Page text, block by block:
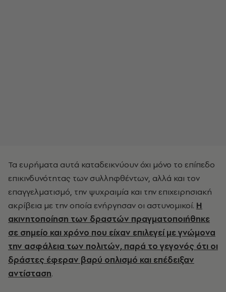
Τα ευρήματα αυτά καταδεικνύουν όχι μόνο το επίπεδο
επικινδυνότητας των συλληφθέντων, αλλά και τον
επαγγελματισμό, την ψυχραιμία και την επιχειρησιακή
ακρίβεια με την οποία ενήργησαν οι αστυνομικοί. Η
ακινητοποίηση των δραστών πραγματοποιήθηκε
σε σημείο και χρόνο που είχαν επιλεγεί με γνώμονα
την ασφάλεια των πολιτών, παρά το γεγονός ότι οι
δράστες έφεραν βαρύ οπλισμό και επέδειξαν
αντίσταση.